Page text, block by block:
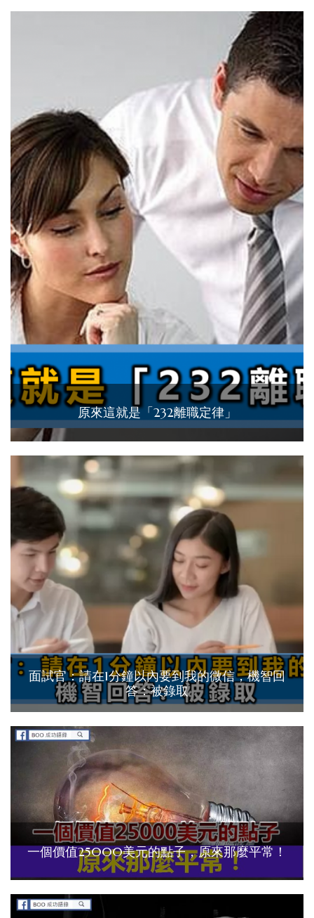
原來這就是「232離職定律」
面試官：請在1分鐘以內要到我的微信，機智回
答：被錄取
一個價值25000美元的點子，原來那麼平常！